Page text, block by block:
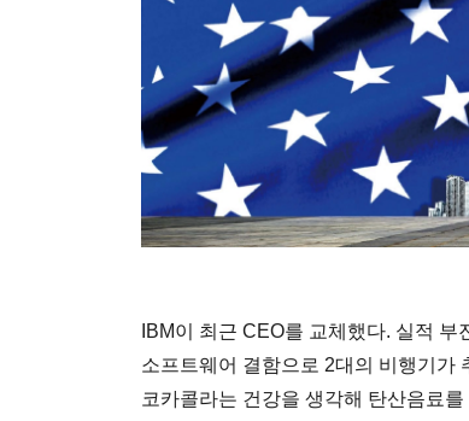
IBM이 최근 CEO를 교체했다. 실적
소프트웨어 결함으로 2대의 비행기가
코카콜라는 건강을 생각해 탄산음료